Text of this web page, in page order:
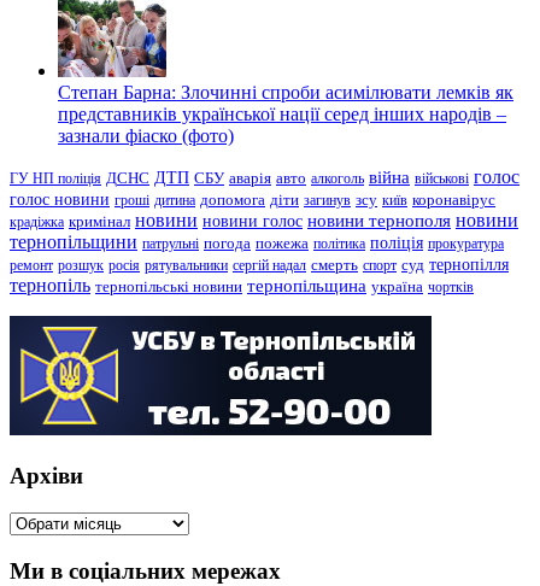
Степан Барна: Злочинні спроби асимілювати лемків як
представників української нації серед інших народів –
зазнали фіаско (фото)
ГУ НП поліція ДСНС ДТП СБУ аварія авто алкоголь війна військові голос
голос новини гроші дитина допомога діти загинув зсу київ коронавірус
крадіжка кримінал новини новини голос новини тернополя новини
тернопільщини патрульні погода пожежа політика поліція прокуратура
ремонт розшук росія рятувальники сергій надал смерть спорт суд тернопілля
тернопіль тернопільські новини тернопільщина україна чортків
Архіви
Архіви
Ми в соціальних мережах